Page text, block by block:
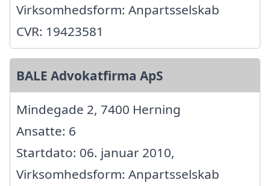
Virksomhedsform: Anpartsselskab
CVR: 19423581
BALE Advokatfirma ApS
Mindegade 2, 7400 Herning
Ansatte: 6
Startdato: 06. januar 2010,
Virksomhedsform: Anpartsselskab